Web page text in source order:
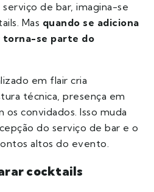
de bar, imagina-se
Mas quando se adiciona
torna-se parte do
em flair cria
técnica, presença em
convidados. Isso muda
do serviço de bar e o
altos do evento.
cocktails